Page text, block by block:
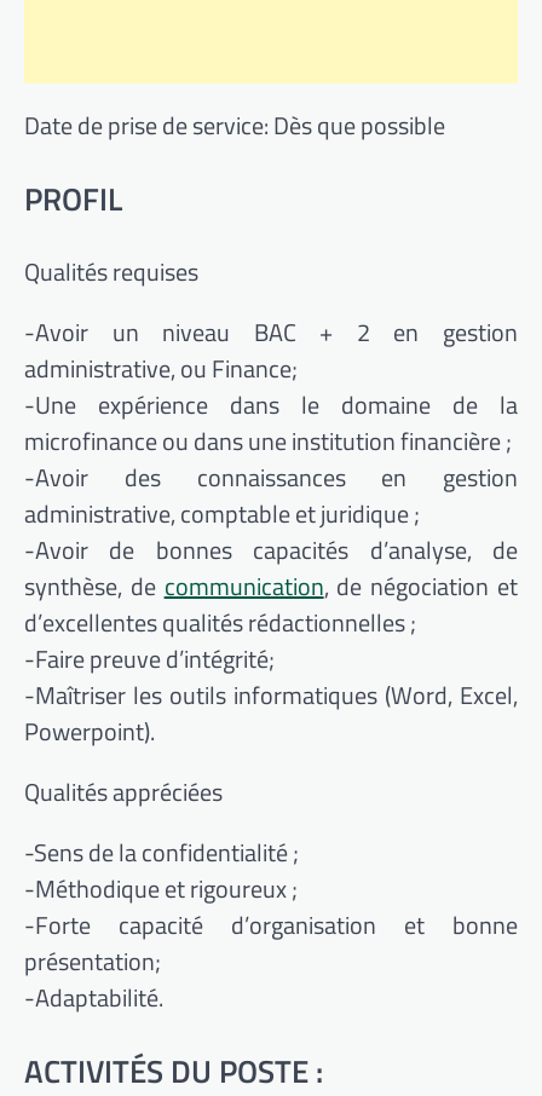
Date de prise de service: Dès que possible
PROFIL
Qualités requises
-Avoir un niveau BAC + 2 en gestion
administrative, ou Finance;
-Une expérience dans le domaine de la
microfinance ou dans une institution financière ;
-Avoir des connaissances en gestion
administrative, comptable et juridique ;
-Avoir de bonnes capacités d’analyse, de
synthèse, de communication, de négociation et
d’excellentes qualités rédactionnelles ;
-Faire preuve d’intégrité;
-Maîtriser les outils informatiques (Word, Excel,
Powerpoint).
Qualités appréciées
-Sens de la confidentialité ;
-Méthodique et rigoureux ;
-Forte capacité d’organisation et bonne
présentation;
-Adaptabilité.
ACTIVITÉS DU POSTE :